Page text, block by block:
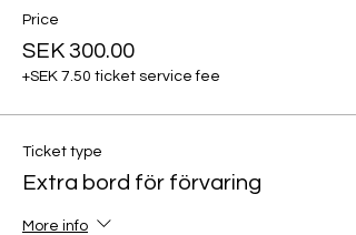
Price
SEK 300.00
+SEK 7.50 ticket service fee
Ticket type
Extra bord för förvaring
More info